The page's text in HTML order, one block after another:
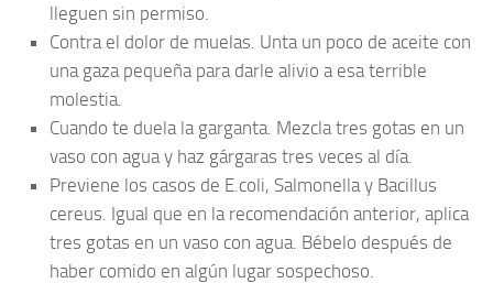
lleguen sin permiso.
Contra el dolor de muelas. Unta un poco de aceite con
una gaza pequeña para darle alivio a esa terrible
molestia.
Cuando te duela la garganta. Mezcla tres gotas en un
vaso con agua y haz gárgaras tres veces al día.
Previene los casos de E.coli, Salmonella y Bacillus
cereus. Igual que en la recomendación anterior, aplica
tres gotas en un vaso con agua. Bébelo después de
haber comido en algún lugar sospechoso.